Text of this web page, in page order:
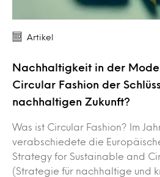
Artikel
Nachhaltigkeit in der
Circular Fashion der
nachhaltigen Zukunft?
Was ist Circular Fashion? Im
verabschiedete die
Strategy for Sustainable and
(Strategie für nachhaltige und